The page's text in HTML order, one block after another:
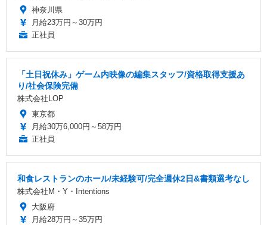
神奈川県
月給23万円～30万円
正社員
「土日祝休み」ゲーム内映像の編集スタッフ/資格取得支援あ
り/社会保険完備
株式会社LOP
東京都
月給30万6,000円～58万円
正社員
和食レストランのホール/未経験可/完全週休2日&書類選考なし
株式会社M・Y・Intentions
大阪府
月給28万円～35万円